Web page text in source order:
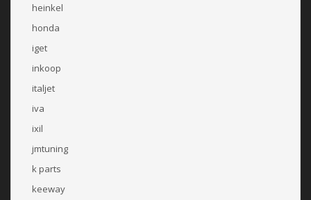
heinkel
honda
iget
inkoop
italjet
iva
ixil
jmtuning
k parts
keeway